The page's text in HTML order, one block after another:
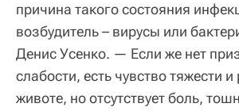
причина такого состояния
возбудитель – вирусы или
Денис Усенко. — Если же нет
слабости, есть чувство тяжести
животе, но отсутствует боль,